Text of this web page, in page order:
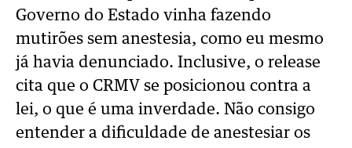
Governo do Estado vinha fazendo
mutirões sem anestesia, como eu mesmo
já havia denunciado. Inclusive, o release
cita que o CRMV se posicionou contra a
lei, o que é uma inverdade. Não consigo
entender a dificuldade de anestesiar os